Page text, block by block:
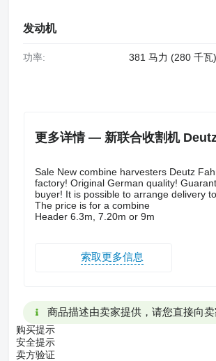
发动机
功率: 381 马力 (280 千瓦)
更多详情 — 新联合收割机
Sale New combine harvesters Deutz
factory! Original German quality!
buyer! It is possible to arrange delivery
The price is for a combine
Header 6.3m, 7.20m or 9m
索取更多信息
商品描述由卖家提供，请您直接向卖
购买提示
安全提示
卖方验证